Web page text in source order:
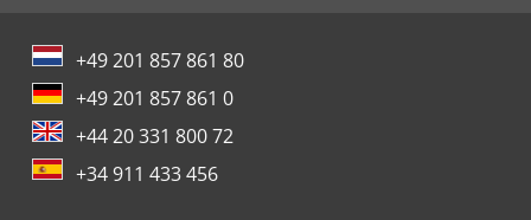
+49 201 857 861 80
+49 201 857 861 0
+44 20 331 800 72
+34 911 433 456